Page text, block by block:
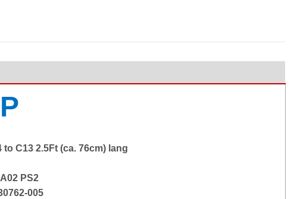
C13 2.5Ft (ca. 76cm) lang
PS2
005